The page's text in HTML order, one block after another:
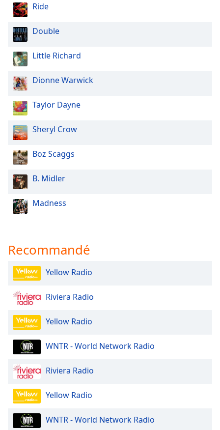
Opacity
Caption
Area
Background
Opacity
Font
Size
Edge
Style
Done
Close
Modal
Dialog
dialog
window.
Ride
Double
Little Richard
Dionne Warwick
Taylor Dayne
Sheryl Crow
Boz Scaggs
B. Midler
Madness
Recommandé
Yellow Radio
Riviera Radio
Yellow Radio
WNTR - World Network Radio
Riviera Radio
Yellow Radio
WNTR - World Network Radio